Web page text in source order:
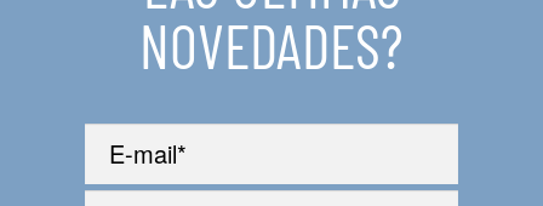
NOVEDADES?